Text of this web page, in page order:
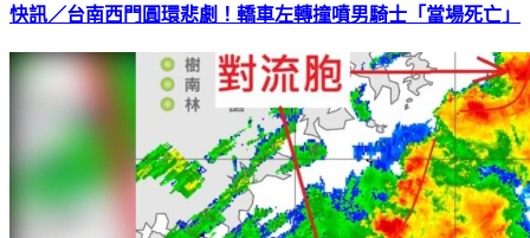
快訊／台南西門圓環悲劇！轎車左轉撞噴男騎士「當場死亡」